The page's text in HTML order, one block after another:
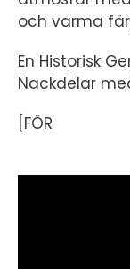
och varma
En Historisk
Nackdelar
[FÖR